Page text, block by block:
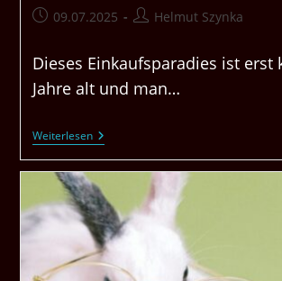
Beitrag09.07.2025
Beitrags-
Helmut Szynka
Dieses Einkaufsparadies ist erst
Jahre alt und man…
WeiterlesenSupermarkt
GO
WHOLESALE